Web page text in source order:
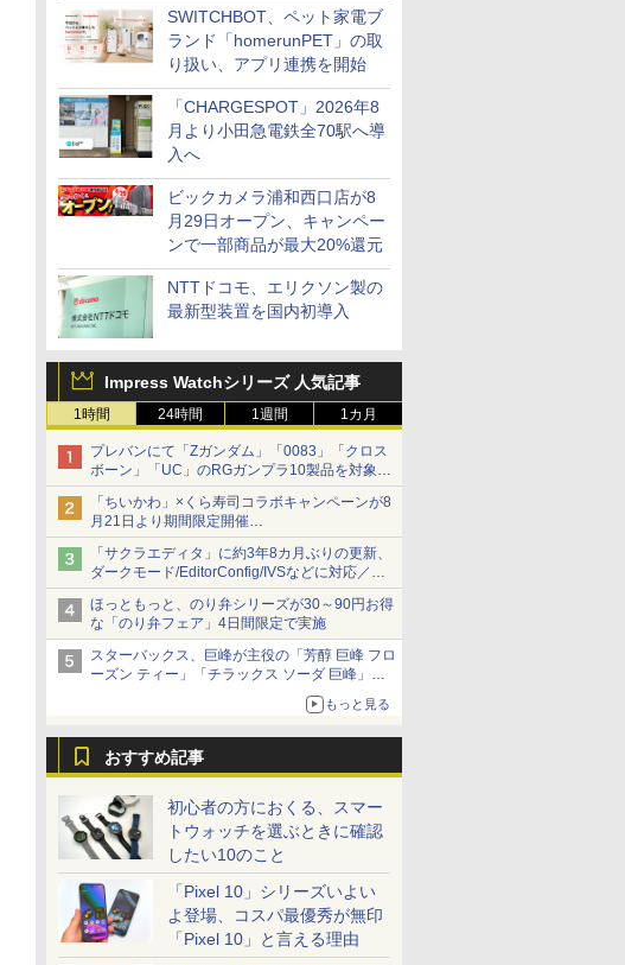
SWITCHBOT、ペット家電ブ
ランド「homerunPET」の取
り扱い、アプリ連携を開始
「CHARGESPOT」2026年8
月より小田急電鉄全70駅へ導
入へ
ビックカメラ浦和西口店が8
月29日オープン、キャンペー
ンで一部商品が最大20%還元
NTTドコモ、エリクソン製の
最新型装置を国内初導入
Impress Watchシリーズ 人気記事
1時間 24時間 1週間 1カ月
プレバンにて「Zガンダム」「0083」「クロス
ボーン」「UC」のRGガンプラ10製品を対象に
した抽選販売が8月10日11時より実施！
「ちいかわ」×くら寿司コラボキャンペーンが8
月21日より期間限定開催
オリジナルの湯呑みや寿司皿が景品に登場！
「サクラエディタ」に約3年8カ月ぶりの更新、
ダークモード/EditorConfig/IVSなどに対応／複
数の脆弱性に対処したセキュリティアップデー
ト
ほっともっと、のり弁シリーズが30～90円お得
な「のり弁フェア」4日間限定で実施
スターバックス、巨峰が主役の「芳醇 巨峰 フロ
ーズン ティー」「チラックス ソーダ 巨峰」発
もっと見る
おすすめ記事
初心者の方におくる、スマー
トウォッチを選ぶときに確認
したい10のこと
「Pixel 10」シリーズいよい
よ登場、コスパ最優秀が無印
「Pixel 10」と言える理由